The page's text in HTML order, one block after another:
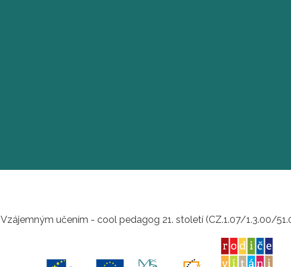
Vzájemným učením - cool pedagog 21. století (CZ.1.07/1.3.00/